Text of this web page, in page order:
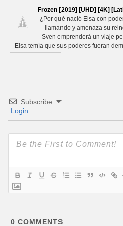
Frozen [2019] [UHD] [4K]
¿Por qué nació Elsa con
llamando y amenaza su
Sven emprenderá un viaje
Elsa temía que sus poderes fueran
Subscribe
Login
0 COMMENTS